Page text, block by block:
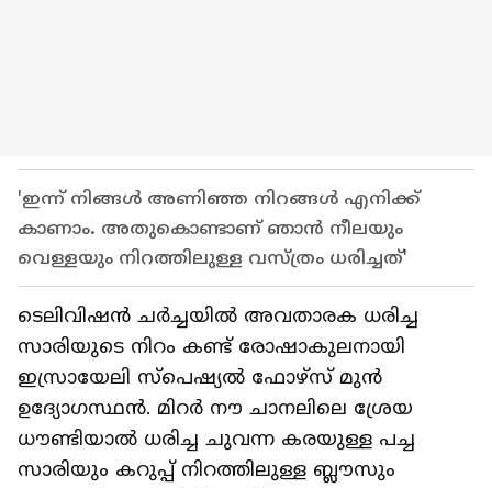
'ഇന്ന് നിങ്ങൾ അണിഞ്ഞ നിറങ്ങൾ എനിക്ക്
കാണാം. അതുകൊണ്ടാണ് ഞാൻ നീലയും
വെള്ളയും നിറത്തിലുള്ള വസ്ത്രം ധരിച്ചത്'
ടെലിവിഷന്‍ ചര്‍ച്ചയില്‍ അവതാരക ധരിച്ച
സാരിയുടെ നിറം കണ്ട് രോഷാകുലനായി
ഇസ്രായേലി സ്പെഷ്യൽ ഫോഴ്‌സ് മുന്‍
ഉദ്യോഗസ്ഥന്‍. മിറർ നൗ ചാനലിലെ ശ്രേയ
ധൗണ്ടിയാൽ ധരിച്ച ചുവന്ന കരയുള്ള പച്ച
സാരിയും കറുപ്പ് നിറത്തിലുള്ള ബ്ലൗസും